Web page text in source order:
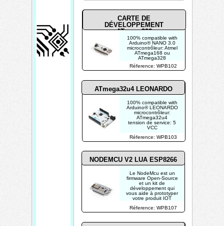
Réference: WPB107
Le NodeMcu est un
firmware Open-Source
et un kit de
développement qui
vous aide à prototyper
votre produit IOT
avec quelques lignes
de script Lua.
NODEMCU V2 LUA ESP8266
100% compatible with
Arduino® LEONARDO
microcontrôleur:
ATmega32u4
tension de service: 5
VCC
Réference: WPB103
ATmega32u4 LEONARDO
100% compatible with
Arduino® NANO 3.0
microcontrôleur: Atmel
ATmega168 ou
ATmega328
tension de service: 5
VCC
Réference: WPB102
CARTE DE
DÉVELOPPEMENT
ATmega328